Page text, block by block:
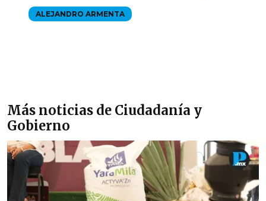
ALEJANDRO ARMENTA
Más noticias de Ciudadanía y
Gobierno